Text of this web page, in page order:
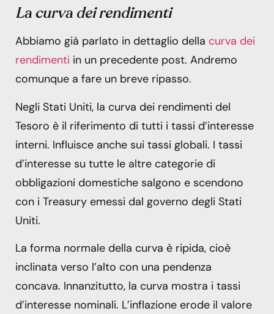
La curva dei rendimenti
Abbiamo già parlato in dettaglio della curva dei
rendimenti in un precedente post. Andremo
comunque a fare un breve ripasso.
Negli Stati Uniti, la curva dei rendimenti del
Tesoro è il riferimento di tutti i tassi d’interesse
interni. Influisce anche sui tassi globali. I tassi
d’interesse su tutte le altre categorie di
obbligazioni domestiche salgono e scendono
con i Treasury emessi dal governo degli Stati
Uniti.
La forma normale della curva è ripida, cioè
inclinata verso l’alto con una pendenza
concava. Innanzitutto, la curva mostra i tassi
d’interesse nominali. L’inflazione erode il valore